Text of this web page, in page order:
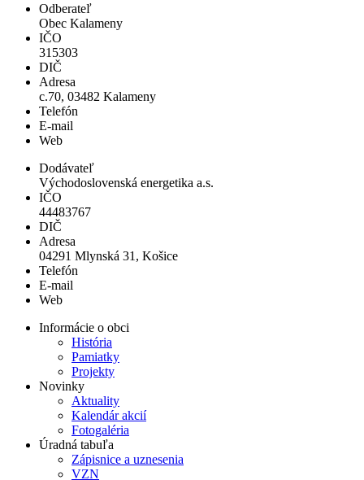
Odberateľ
Obec Kalameny
IČO
315303
DIČ
Adresa
c.70, 03482 Kalameny
Telefón
E-mail
Web
Dodávateľ
Východoslovenská energetika a.s.
IČO
44483767
DIČ
Adresa
04291 Mlynská 31, Košice
Telefón
E-mail
Web
Informácie o obci
História
Pamiatky
Projekty
Novinky
Aktuality
Kalendár akcií
Fotogaléria
Úradná tabuľa
Zápisnice a uznesenia
VZN